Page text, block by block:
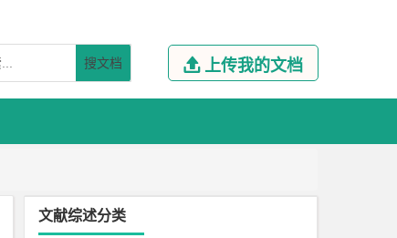
搜文档  上传我的文档
文献综述分类